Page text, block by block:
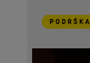
PODRŠKA